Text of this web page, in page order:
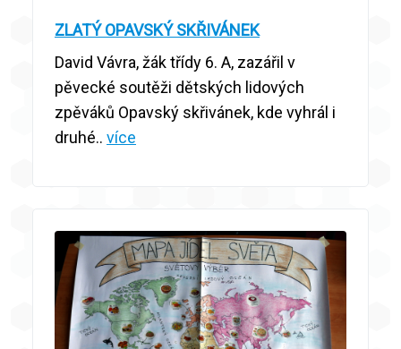
ZLATÝ OPAVSKÝ SKŘIVÁNEK
David Vávra, žák třídy 6. A, zazářil v
pěvecké soutěži dětských lidových
zpěváků Opavský skřivánek, kde vyhrál i
druhé.. více